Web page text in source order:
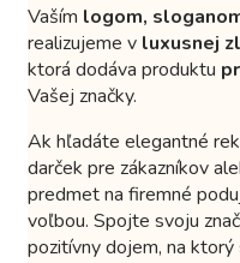
Vaším logom,
realizujeme v luxusnej
ktorá dodáva produktu
Vašej značky.
Ak hľadáte elegantné
darček pre zákazníkov
predmet na firemné
voľbou. Spojte svoju
pozitívny dojem, na ktorý